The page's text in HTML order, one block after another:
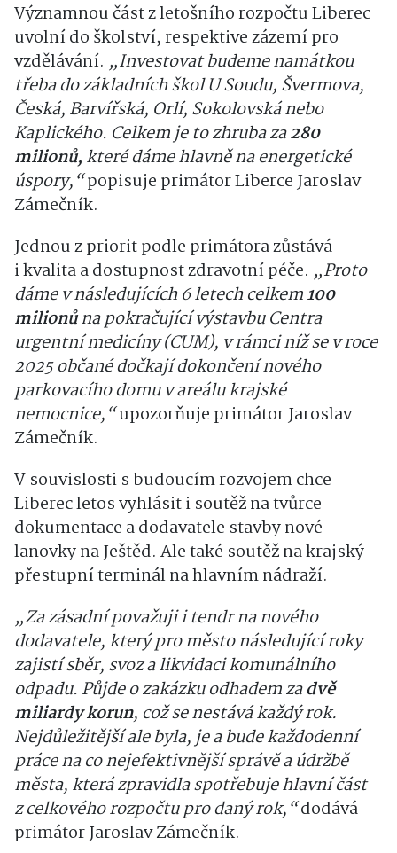
Významnou část z letošního rozpočtu Liberec
uvolní do školství, respektive zázemí pro
vzdělávání. „Investovat budeme namátkou
třeba do základních škol U Soudu, Švermova,
Česká, Barvířská, Orlí, Sokolovská nebo
Kaplického. Celkem je to zhruba za280
milionů, které dáme hlavně na energetické
úspory,“popisuje primátor Liberce Jaroslav
Zámečník.
Jednou z priorit podle primátora zůstává
i kvalita a dostupnost zdravotní péče. „Proto
dáme v následujících 6 letech celkem100
milionůna pokračující výstavbu Centra
urgentní medicíny (CUM), v rámci níž se v roce
2025 občané dočkají dokončení nového
parkovacího domu v areálu krajské
nemocnice,“upozorňuje primátor Jaroslav
Zámečník.
V souvislosti s budoucím rozvojem chce
Liberec letos vyhlásit i soutěž na tvůrce
dokumentace a dodavatele stavby nové
lanovky na Ještěd. Ale také soutěž na krajský
přestupní terminál na hlavním nádraží.
„Za zásadní považuji i tendr na nového
dodavatele, který pro město následující roky
zajistí sběr, svoz a likvidaci komunálního
odpadu. Půjde o zakázku odhadem zadvě
miliardy korun, což se nestává každý rok.
Nejdůležitější ale byla, je a bude každodenní
práce na co nejefektivnější správě a údržbě
města, která zpravidla spotřebuje hlavní část
z celkového rozpočtu pro daný rok,“dodává
primátor Jaroslav Zámečník.